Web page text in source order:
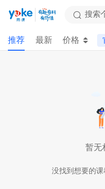
搜索
推荐 最新 价格
暂无
没找到想要的课